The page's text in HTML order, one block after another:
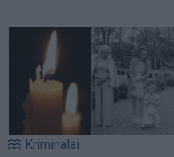
Kriminalai